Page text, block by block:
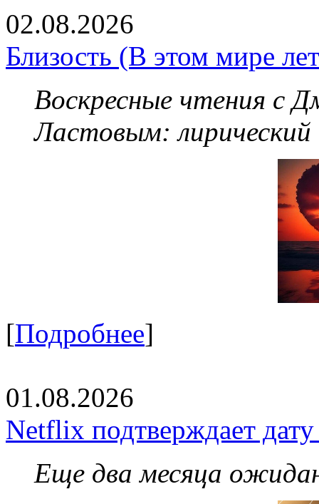
02.08.2026
Близость (В этом мире
Воскресные чтения с
Ластовым:
[Подробнее]
01.08.2026
Netflix подтверждает
Еще два месяца